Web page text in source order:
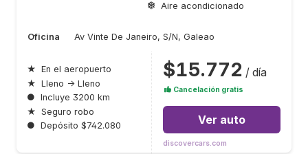
Aire acondicionado
Oficina Av Vinte De Janeiro, S/N, Galeao
★ En el aeropuerto
★ Lleno → Lleno
● Incluye 3200 km
★ Seguro robo
● Depósito $742.080
$15.772 / día
Cancelación gratis
Ver auto
discovercars.com